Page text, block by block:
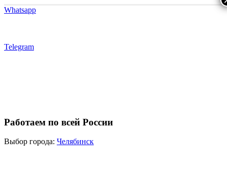
Whatsapp
Telegram
Работаем по всей России
Выбор города: Челябинск